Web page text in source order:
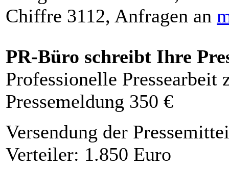
Chiffre 3112, Anfragen an
PR-Büro schreibt Ihre
Professionelle Pressearbeit
Pressemeldung 350 €
Versendung der
Verteiler: 1.850 Euro